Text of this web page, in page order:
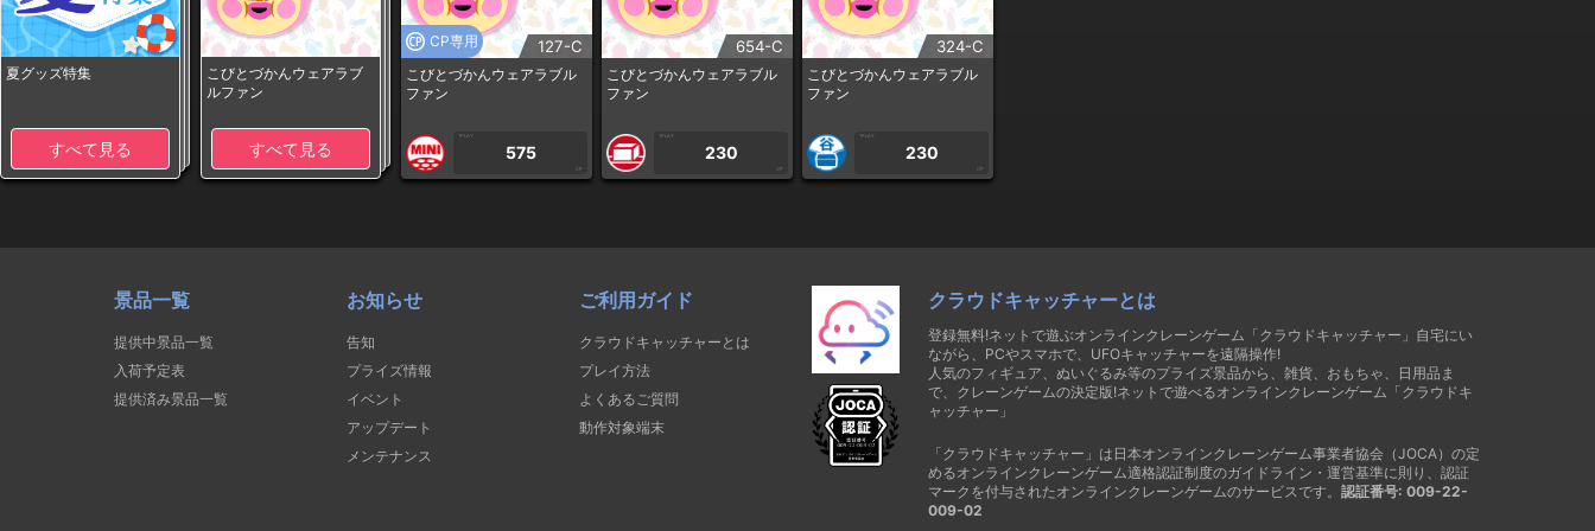
夏グッズ特集
すべて見る
こびとづかんウェアラブ
ルファン
すべて見る
CP専用 127-C
こびとづかんウェアラブル
ファン
1PLAY
575
CP
654-C
こびとづかんウェアラブル
ファン
1PLAY
230
CP
324-C
こびとづかんウェアラブル
ファン
1PLAY
230
CP
景品一覧
提供中景品一覧
入荷予定表
提供済み景品一覧
お知らせ
告知
プライズ情報
イベント
アップデート
メンテナンス
ご利用ガイド
クラウドキャッチャーとは
プレイ方法
よくあるご質問
動作対象端末
クラウドキャッチャーとは
登録無料!ネットで遊ぶオンラインクレーンゲーム「クラウドキャッチャー」自宅にい
ながら、PCやスマホで、UFOキャッチャーを遠隔操作!
人気のフィギュア、ぬいぐるみ等のプライズ景品から、雑貨、おもちゃ、日用品ま
で、クレーンゲームの決定版!ネットで遊べるオンラインクレーンゲーム「クラウドキ
ャッチャー」
「クラウドキャッチャー」は日本オンラインクレーンゲーム事業者協会（JOCA）の定
めるオンラインクレーンゲーム適格認証制度のガイドライン・運営基準に則り、認証
マークを付与されたオンラインクレーンゲームのサービスです。 認証番号: 009-22-
009-02